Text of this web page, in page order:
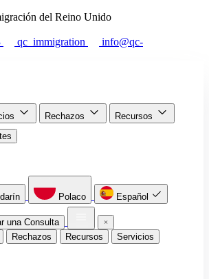
del Reino Unido
qc_immigration
info@qc-
Rechazos
Recursos
Polaco Español
una Consulta
Rechazos Recursos
Servicios